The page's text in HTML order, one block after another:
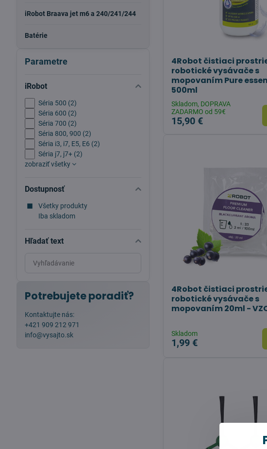
4Robot čistiaci
robotické vysávače s
mopovaním Pure
500ml
Skladom, DOPRAVA
ZADARMO od 59€
15,90 €
4Robot čistiaci
robotické vysávače s
mopovaním 20ml -
Skladom
1,99 €
Parametre
iRobot
Séria 500 (2)
Séria 600 (2)
Séria 700 (2)
Séria 800, 900 (2)
Séria i3, i7, E5, E6 (2)
Séria j7, j7+ (2)
zobraziť všetky
Dostupnosť
Všetky produkty
Iba skladom
Hľadať text
Prehľadať
výsledky
fulltextom
Potrebujete poradiť?
Kontaktujte nás:
+421 909 212 971
info@vysajto.sk
iRobot Braava jet m6 a 240/241/244
Batérie